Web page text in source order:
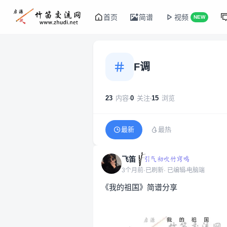
首页 简谱 视频 NEW
F调
23 内容 0 关注 15 浏览
最新 最热
飞笛
3个月前·已刷新· 已编辑 电脑端
《我的祖国》简谱分享